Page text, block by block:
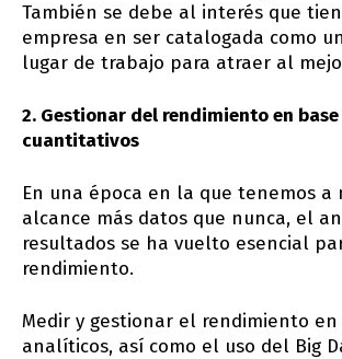
También se debe al interés que
empresa en ser catalogada como
lugar de trabajo para atraer al
2. Gestionar del rendimiento en
cuantitativos
En una época en la que tenemos a
alcance más datos que nunca, el
resultados se ha vuelto esencial
rendimiento.
Medir y gestionar el rendimiento
analíticos, así como el uso del Big